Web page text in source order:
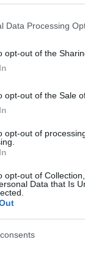
Data Processing
opt-out of the
opt-out of the Sale
opt-out of
opt-out of
Data that Is
των
με τις
το πέος.
ότι
καλό για
που